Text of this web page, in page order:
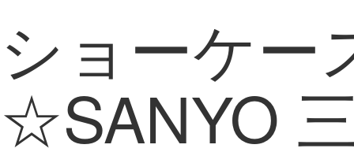
ショーケー
☆SANYO